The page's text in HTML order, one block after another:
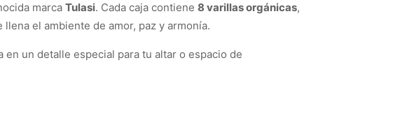
marca Tulasi. Cada caja contiene 8 varillas orgánicas,
el ambiente de amor, paz y armonía.
un detalle especial para tu altar o espacio de